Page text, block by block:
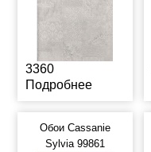
3360
Подробнее
Обои Cassanie
Sylvia 99861